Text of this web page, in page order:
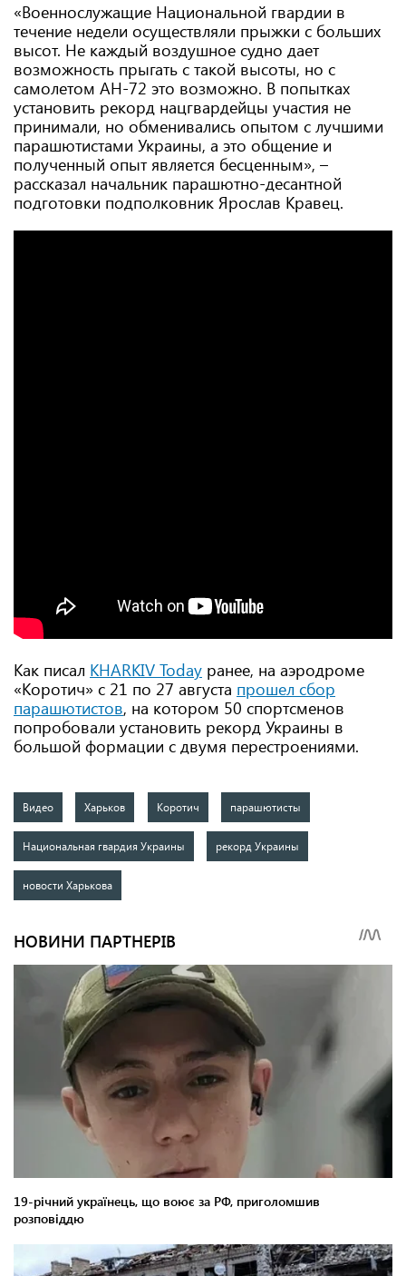
«Военнослужащие Национальной гвардии в
течение недели осуществляли прыжки с больших
высот. Не каждый воздушное судно дает
возможность прыгать с такой высоты, но с
самолетом АН-72 это возможно. В попытках
установить рекорд нацгвардейцы участия не
принимали, но обменивались опытом с лучшими
парашютистами Украины, а это общение и
полученный опыт является бесценным», –
рассказал начальник парашютно-десантной
подготовки подполковник Ярослав Кравец.
Как писал KHARKIV Today ранее, на аэродроме
«Коротич» с 21 по 27 августа прошел сбор
парашютистов, на котором 50 спортсменов
попробовали установить рекорд Украины в
большой формации с двумя перестроениями.
Видео Харьков Коротич парашютисты
Национальная гвардия Украины рекорд Украины
новости Харькова